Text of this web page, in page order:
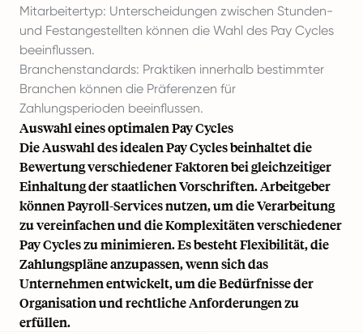
Mitarbeitertyp: Unterscheidungen zwischen Stunden-
und Festangestellten können die Wahl des Pay Cycles
beeinflussen.
Branchenstandards: Praktiken innerhalb bestimmter
Branchen können die Präferenzen für
Zahlungsperioden beeinflussen.
Auswahl eines optimalen Pay Cycles
Die Auswahl des idealen Pay Cycles beinhaltet die
Bewertung verschiedener Faktoren bei gleichzeitiger
Einhaltung der staatlichen Vorschriften. Arbeitgeber
können Payroll-Services nutzen, um die Verarbeitung
zu vereinfachen und die Komplexitäten verschiedener
Pay Cycles zu minimieren. Es besteht Flexibilität, die
Zahlungspläne anzupassen, wenn sich das
Unternehmen entwickelt, um die Bedürfnisse der
Organisation und rechtliche Anforderungen zu
erfüllen.